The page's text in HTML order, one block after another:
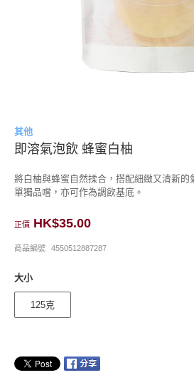
其他
即溶氣泡飲 蜂蜜白柚
將白柚與蜂蜜自然揉合，搭配細緻又清新的
單獨品嚐，亦可作為調飲基底。
正價 HK$35.00
商品編號 4550512887287
大小
125克